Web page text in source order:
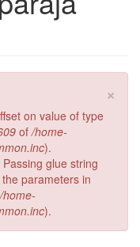
×
on value of type
of/home-
).
glue string
parameters in
/home-
).